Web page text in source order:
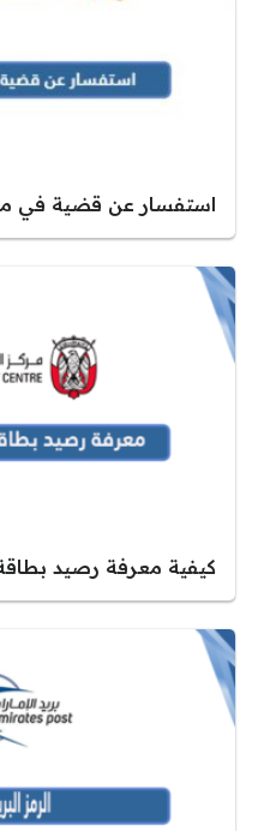
استفسار عن قضية في
كيفية معرفة رصيد بطاقة